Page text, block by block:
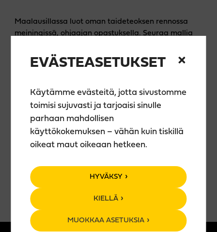
EVÄSTEASETUKSET
Käytämme evästeitä, jotta sivustomme
toimisi sujuvasti ja tarjoaisi sinulle
parhaan mahdollisen
käyttökokemuksen – vähän kuin tiskillä
oikeat maut oikeaan hetkeen.
HYVÄKSY
KIELLÄ
MUOKKAA ASETUKSIA
Maalausillassa luot oman taideteoksen rennossa
meiningissä, ohjaajan opastuksella. Seuraa mallia
taideteoksesi kotiin vietäväksi.
🍹 Teerenpelin juomavalikoima käytössäsi (ei sis.
hintaan).
🕒 Kesto n. 2 h